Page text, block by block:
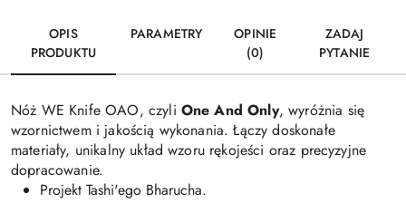
OPIS
PRODUKTU
PARAMETRY
OPINIE
(0)
ZADAJ
PYTANIE
Nóż WE Knife OAO, czyli One And Only, wyróżnia się
wzornictwem i jakością wykonania. Łączy doskonałe
materiały, unikalny układ wzoru rękojeści oraz precyzyjne
dopracowanie.
Projekt Tashi'ego Bharucha.